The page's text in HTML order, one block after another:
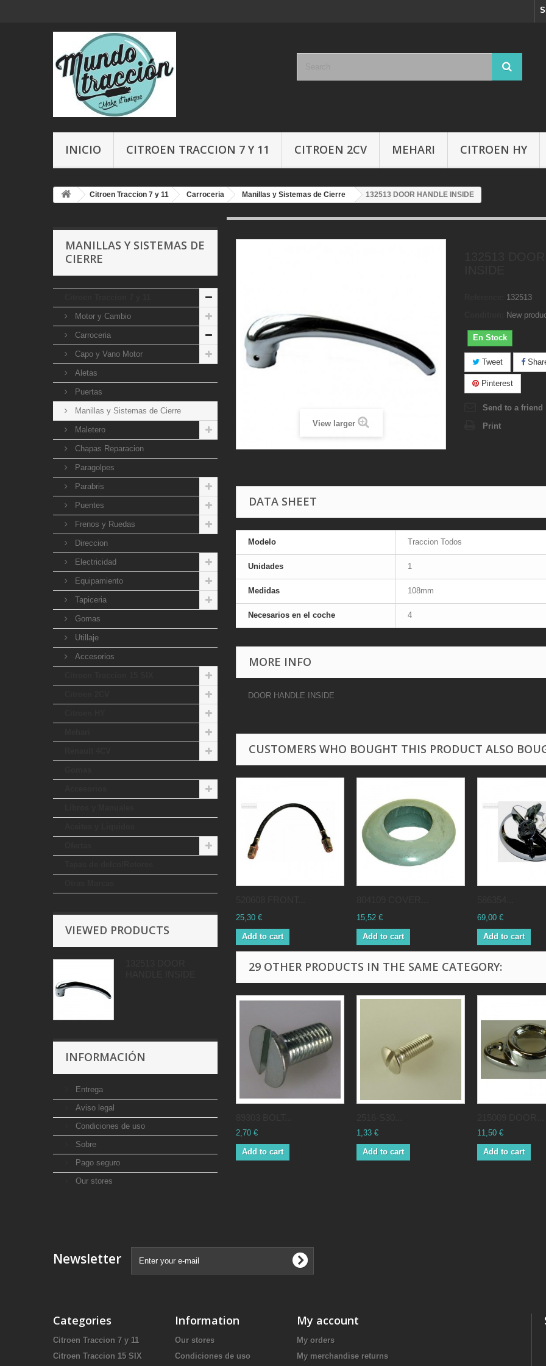
INICIO CITROEN TRACCION 7 Y 11 CITROEN 2CV MEHARI CITROEN HY
Citroen Traccion 7 y 11 Carroceria Manillas y Sistemas de Cierre 132513 DOOR HANDLE INSIDE
MANILLAS Y SISTEMAS DE
CIERRE
Motor y Cambio
Carroceria
Capo y Vano Motor
Aletas
Puertas
Manillas y Sistemas de Cierre
Maletero
Chapas Reparacion
Paragolpes
Parabris
Puentes
Frenos y Ruedas
Direccion
Electricidad
Equipamiento
Tapiceria
Gomas
Utillaje
Accesorios
VIEWED PRODUCTS
INFORMACIÓN
Entrega
Aviso legal
Condiciones de uso
Sobre
Pago seguro
Our stores
View larger
132513
New
En Stock
Tweet
Pinterest
Send to a friend
Print
DATA SHEET
Modelo Traccion Todos
Unidades 1
Medidas 108mm
Necesarios en el coche 4
MORE INFO
DOOR HANDLE INSIDE
CUSTOMERS WHO BOUGHT THIS PRODUCT ALSO
25,30 €
Add to cart
15,52 €
Add to cart
69,00 €
Add to cart
29 OTHER PRODUCTS IN THE SAME CATEGORY:
2,70 €
Add to cart
1,33 €
Add to cart
11,50 €
Add to cart
Newsletter
Categories
Citroen Traccion 7 y 11
Citroen Traccion 15 SIX
Information
Our stores
Condiciones de uso
My account
My orders
My merchandise returns